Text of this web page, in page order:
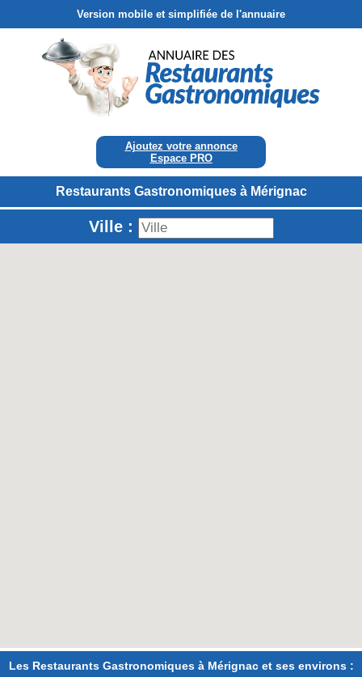
Version mobile et simplifiée de l'annuaire
Ajoutez votre annonce
Espace PRO
Restaurants Gastronomiques à Mérignac
Ville :
Les Restaurants Gastronomiques à Mérignac et ses environs :